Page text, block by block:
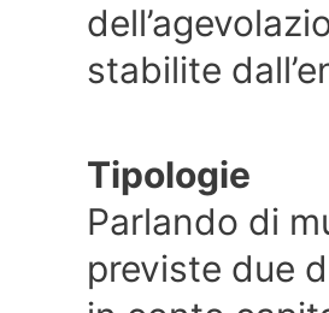
stabilite
Tipologie
Parlando di
previste due